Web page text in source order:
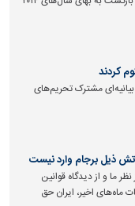
کردند
مشترک تحریم‌های
ذیل برجام وارد نیست
ما و از دیدگاه قوانین
ماه‌های اخیر، ایران حق